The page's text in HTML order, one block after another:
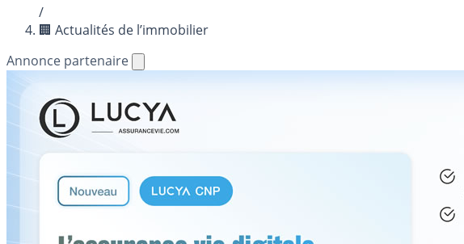
/
🏢 Actualités de l’immobilier
Annonce partenaire